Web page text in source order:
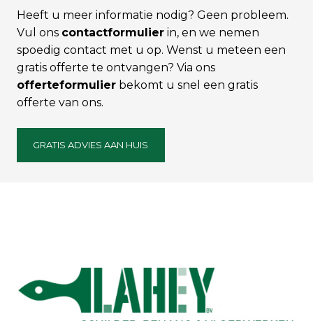
Heeft u meer informatie nodig? Geen probleem.
Vul ons contactformulier in, en we nemen
spoedig contact met u op. Wenst u meteen een
gratis offerte te ontvangen? Via ons
offerteformulier bekomt u snel een gratis
offerte van ons.
GRATIS ADVIES AAN HUIS